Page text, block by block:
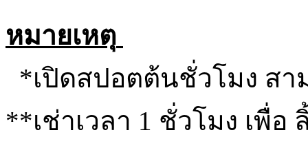
หมายเหตุ
*เปิดสปอตต้นชั่วโมง สา
**เช่าเวลา 1 ชั่วโมง เพื่อ